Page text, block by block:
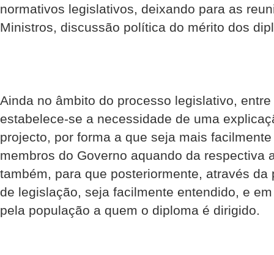
normativos legislativos, deixando para as
Ministros, discussão política do mérito dos
Ainda no âmbito do processo legislativo,
estabelece-se a necessidade de uma
projecto, por forma a que seja mais
membros do Governo aquando da respectiva
também, para que posteriormente, através
de legislação, seja facilmente entendido, e
pela população a quem o diploma é dirigido.